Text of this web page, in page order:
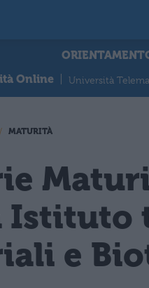
Online
Università
MATURITÀ
Istituto
e